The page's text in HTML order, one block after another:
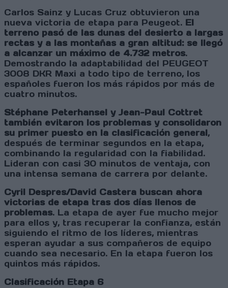
Carlos Sainz y Lucas Cruz obtuvieron una
nueva victoria de etapa para Peugeot. El
terreno pasó de las dunas del desierto a largas
rectas y a las montañas a gran altitud: se llegó
a alcanzar un máximo de 4.732 metros.
Demostrando la adaptabilidad del PEUGEOT
3008 DKR Maxi a todo tipo de terreno, los
españoles fueron los más rápidos por más de
cuatro minutos.
Stéphane Peterhansel y Jean-Paul Cottret
también evitaron los problemas y consolidaron
su primer puesto en la clasificación general,
después de terminar segundos en la etapa,
combinando la regularidad con la fiabilidad.
Lideran con casi 30 minutos de ventaja, con
una intensa semana de carrera por delante.
Cyril Despres/David Castera buscan ahora
victorias de etapa tras dos días llenos de
problemas. La etapa de ayer fue mucho mejor
para ellos y, tras recuperar la confianza, están
siguiendo el ritmo de los líderes, mientras
esperan ayudar a sus compañeros de equipo
cuando sea necesario. En la etapa fueron los
quintos más rápidos.
Clasificación Etapa 6